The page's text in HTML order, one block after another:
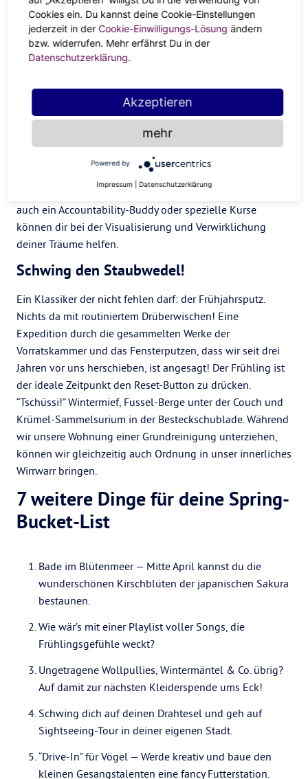
Finde dein “Passion-Project”
Du willst unbedingt einen eigenen Band mit
Online-Portfolio erstellen, eine neue Sprache lernen oder
eine Second-Hand-Boutique eröffnen? Auf was wartest du
dann noch! Wenn es etwas gibt, dass du schon lange
machen willst oder angefangen und nicht beendet hast,
dann mach es einfach zu deinem Projekt. Unsicher, was
deine Wünsche und Ziele sind oder wie du sie erreichst?
Visionboards, die gute alte To-Do- oder Bucket-List, aber
auch ein Accountability-Buddy oder spezielle Kurse
können dir bei der Visualisierung und Verwirklichung
deiner Träume helfen.
Schwing den Staubwedel!
Ein Klassiker der nicht fehlen darf: der Frühjahrsputz.
Nichts da mit routiniertem Drüberwischen! Eine
Expedition durch die gesammelten Werke der
Vorratskammer und das Fensterputzen, dass wir seit drei
Jahren vor uns herschieben, ist angesagt! Der Frühling ist
der ideale Zeitpunkt den Reset-Button zu drücken.
“Tschüssi!” Wintermief, Fussel-Berge unter der Couch und
Krümel-Sammelsurium in der Besteckschublade. Während
wir unsere Wohnung einer Grundreinigung unterziehen,
können wir gleichzeitig auch Ordnung in unser innerliches
Wirrwarr bringen.
7 weitere Dinge für deine Spring-
Bucket-List
Bade im Blütenmeer — Mitte April kannst du die
wunderschönen Kirschblüten der japanischen Sakura
bestaunen.
Wie wär’s mit einer Playlist voller Songs, die
Frühlingsgefühle weckt?
Ungetragene Wollpullies, Wintermäntel & Co. übrig?
Auf damit zur nächsten Kleiderspende ums Eck!
Schwing dich auf deinen Drahtesel und geh auf
Sightseeing-Tour in deiner eigenen Stadt.
“Drive-In” für Vögel — Werde kreativ und baue den
kleinen Gesangstalenten eine fancy Futterstation.
Cookies ein. Du kannst deine Cookie-Einstellungen
jederzeit in der Cookie-Einwilligungs-Lösung ändern
bzw. widerrufen. Mehr erfährst Du in der
Datenschutzerklärung.
Akzeptieren
mehr
Powered by
Impressum Datenschutzerklärung